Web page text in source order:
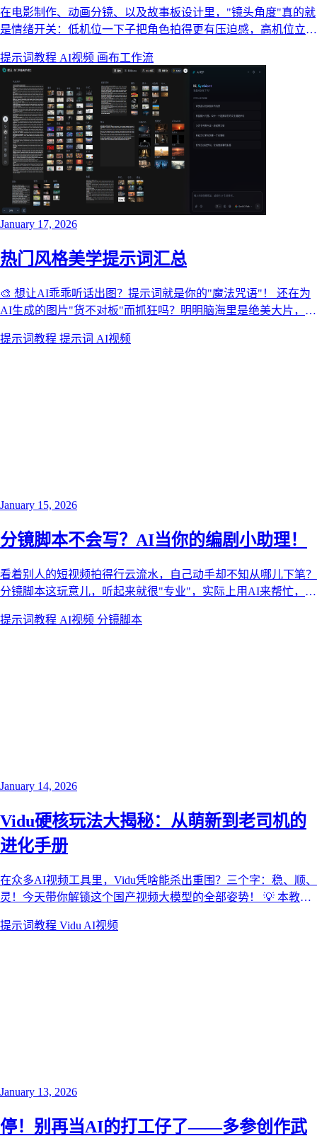
在电影制作、动画分镜、以及故事板设计里，"镜头角度"真的就
是情绪开关：低机位一下子把角色拍得更有压迫感，高机位立刻
感直接拉满。问题是——一张图生成出来后，你想换角度？ 传
统流程通常意味着：重拍、重画、或者干脆上3D重建，成本和
时间都不太友好。
提示词教程 AI视频 画布工作流
January 17, 2026
热门风格美学提示词汇总
🎨 想让AI乖乖听话出图？提示词就是你的"魔法咒语"！ 还在为
AI生成的图片"货不对板"而抓狂吗？明明脑海里是绝美大片，出
提示词教程 提示词 AI视频
January 15, 2026
分镜脚本不会写？AI当你的编剧小助理！
看着别人的短视频拍得行云流水，自己动手却不知从哪儿下笔？
分镜脚本这玩意儿，听起来就很"专业"，实际上用AI来帮忙，分
提示词教程 AI视频 分镜脚本
January 14, 2026
Vidu硬核玩法大揭秘：从萌新到老司机的
进化手册
在众多AI视频工具里，Vidu凭啥能杀出重围？三个字：稳、顺、
灵！今天带你解锁这个国产视频大模型的全部姿势！ 💡 本教程
程完全公开透明。看中哪个？直接Fork过来改成你的！
提示词教程 Vidu AI视频
January 13, 2026
停！别再当AI的打工仔了——多参创作武